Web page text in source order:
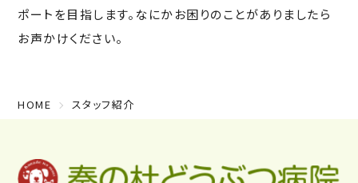
ポートを目指します。なにかお困りのことがありましたら
お声かけください。
HOME スタッフ紹介